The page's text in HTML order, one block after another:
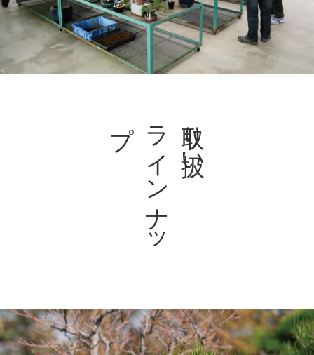
取り扱い
ラ
イ
ン
ナ
ッ
プ